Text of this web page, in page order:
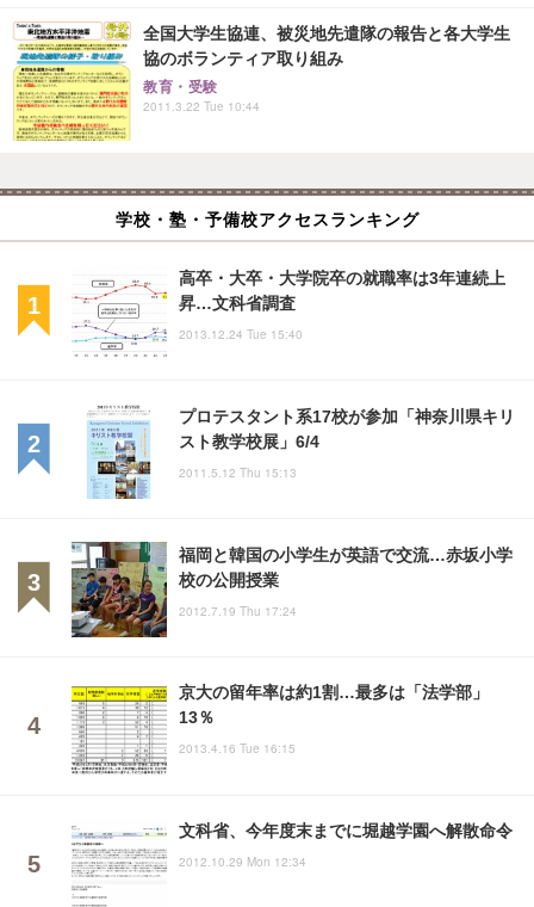
全国大学生協連、被災地先遣隊の報告と各大学生
協のボランティア取り組み
教育・受験
2011.3.22 Tue 10:44
学校・塾・予備校アクセスランキング
高卒・大卒・大学院卒の就職率は3年連続上
昇…文科省調査
2013.12.24 Tue 15:40
プロテスタント系17校が参加「神奈川県キリ
スト教学校展」6/4
2011.5.12 Thu 15:13
福岡と韓国の小学生が英語で交流…赤坂小学
校の公開授業
2012.7.19 Thu 17:24
京大の留年率は約1割…最多は「法学部」
13％
2013.4.16 Tue 16:15
文科省、今年度末までに堀越学園へ解散命令
2012.10.29 Mon 12:34